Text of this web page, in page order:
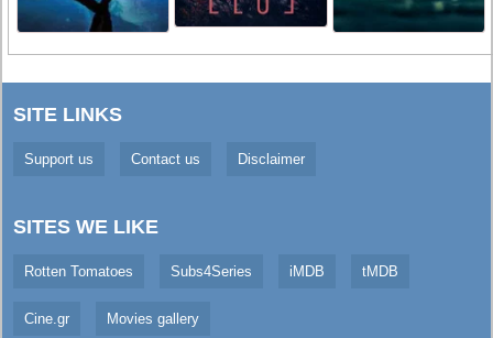
SITE LINKS
Support us Contact us Disclaimer
SITES WE LIKE
Rotten Tomatoes Subs4Series iMDB tMDB
Cine.gr Movies gallery